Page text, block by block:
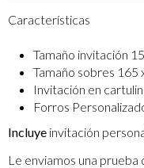
Características
Tamaño invitación
Tamaño sobres 165
Invitación en
Forros
Incluye invitación
Le enviamos una prueba